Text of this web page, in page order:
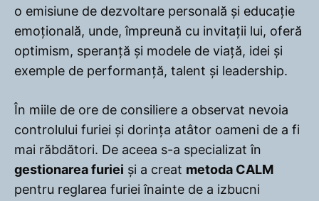
o emisiune de dezvoltare personală și educație
emoțională, unde, împreună cu invitații lui, oferă
optimism, speranță și modele de viață, idei și
exemple de performanță, talent și leadership.
În miile de ore de consiliere a observat nevoia
controlului furiei și dorința atâtor oameni de a fi
mai răbdători. De aceea s-a specializat în
gestionarea furiei și a creat metoda CALM
pentru reglarea furiei înainte de a izbucni